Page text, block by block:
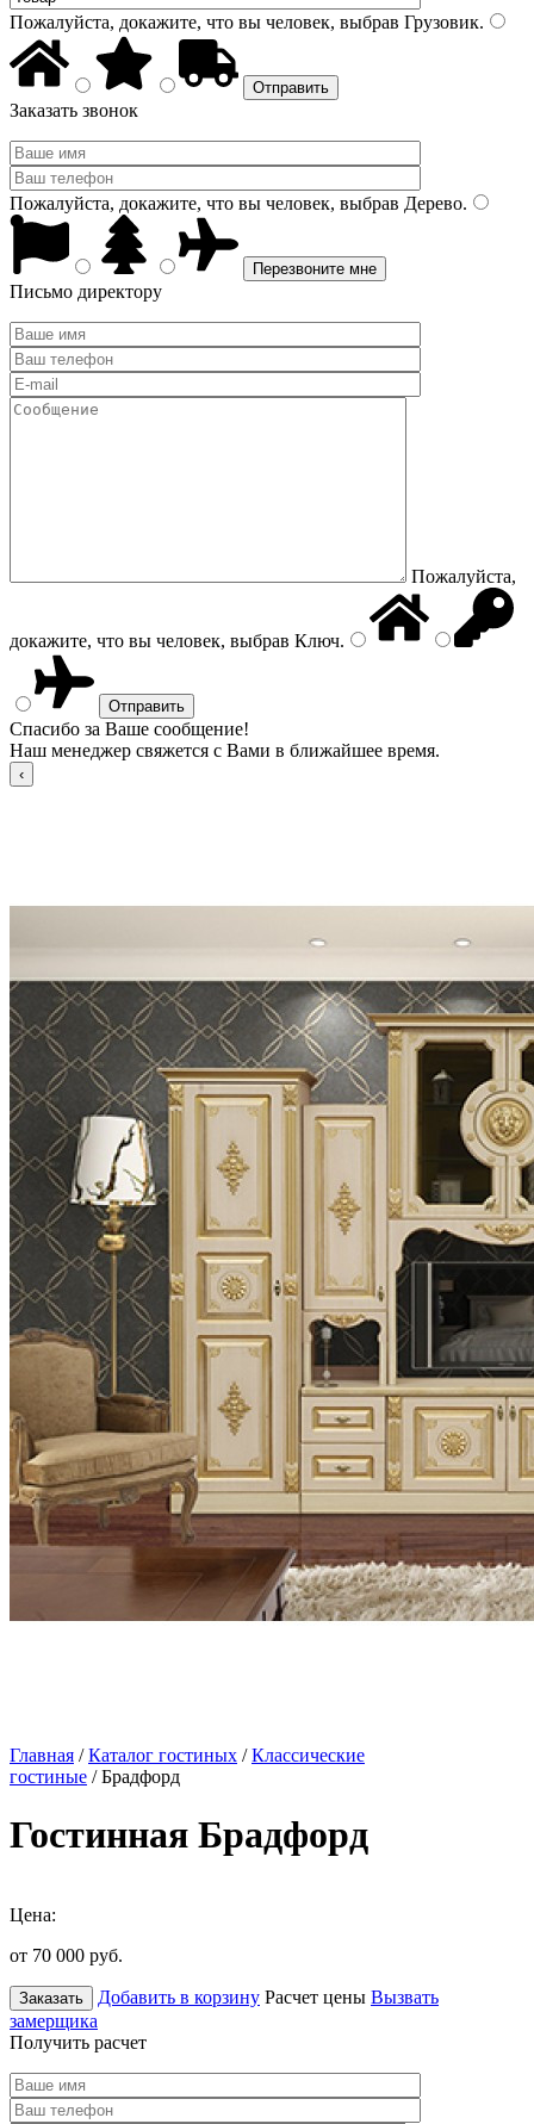
Пожалуйста, докажите, что вы человек, выбрав Грузовик.
Заказать звонок
Пожалуйста, докажите, что вы человек, выбрав Дерево.
Письмо директору
Пожалуйста,
докажите, что вы человек, выбрав Ключ.
Спасибо за Ваше сообщение!
Наш менеджер свяжется с Вами в ближайшее время.
Главная /Каталог гостиных /Классические
гостиные / Брадфорд
Гостинная Брадфорд
Цена:
от 70 000 руб.
Заказать Добавить в корзину Расчет цены Вызвать
замерщика
Получить расчет